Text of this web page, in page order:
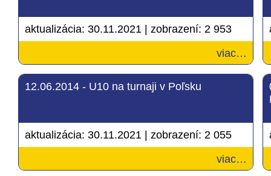
aktualizácia: 30.11.2021 zobrazení: 2 953
viac…
12.06.2014 - U10 na turnaji v Poľsku
aktualizácia: 30.11.2021 zobrazení: 2 055
viac…